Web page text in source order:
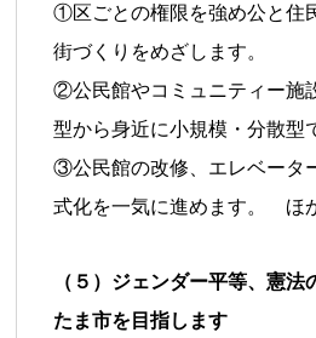
①区ごとの権限を強め公と住
街づくりをめざします。
②公民館やコミュニティー施
型から身近に小規模・分散型
③公民館の改修、エレベータ
式化を一気に進めます。 ほ
（５）ジェンダー平等、憲
たま市を目指します